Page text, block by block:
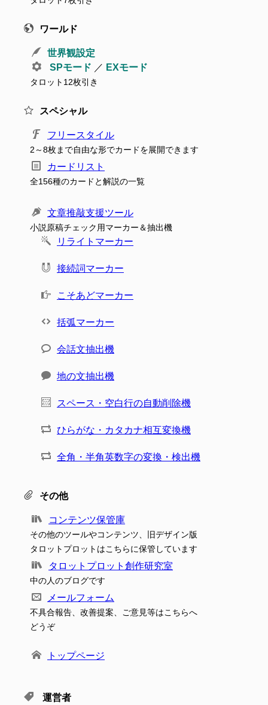
ワールド
世界観設定
SPモード ／ EXモード
タロット12枚引き
スペシャル
フリースタイル
2～8枚まで自由な形でカードを展開できます
カードリスト
全156種のカードと解説の一覧
文章推敲支援ツール
小説原稿チェック用マーカー＆抽出機
リライトマーカー
接続詞マーカー
こそあどマーカー
括弧マーカー
会話文抽出機
地の文抽出機
スペース・空白行の自動削除機
ひらがな・カタカナ相互変換機
全角・半角英数字の変換・検出機
その他
コンテンツ保管庫
その他のツールやコンテンツ、旧デザイン版
タロットプロットはこちらに保管しています
タロットプロット創作研究室
中の人のブログです
メールフォーム
不具合報告、改善提案、ご意見等はこちらへ
どうぞ
トップページ
運営者